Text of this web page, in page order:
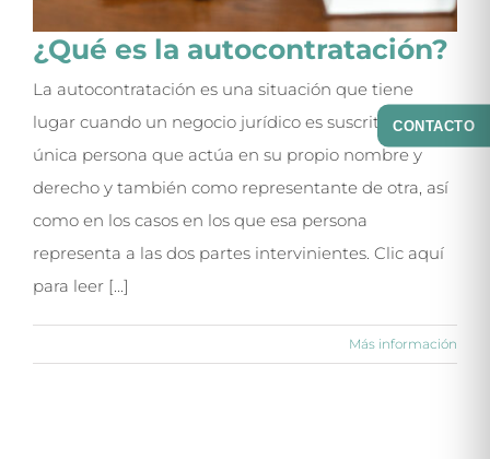
¿Qué es la autocontratación?
La autocontratación es una situación que tiene
lugar cuando un negocio jurídico es suscrito por una
única persona que actúa en su propio nombre y
derecho y también como representante de otra, así
como en los casos en los que esa persona
representa a las dos partes intervinientes. Clic aquí
para leer [...]
Más información
CONTACTO